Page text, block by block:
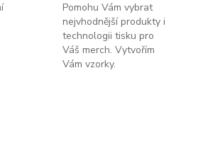
Pomohu Vám vybrat
nejvhodnější produkty i
technologii tisku pro
Váš merch. Vytvořím
Vám vzorky.